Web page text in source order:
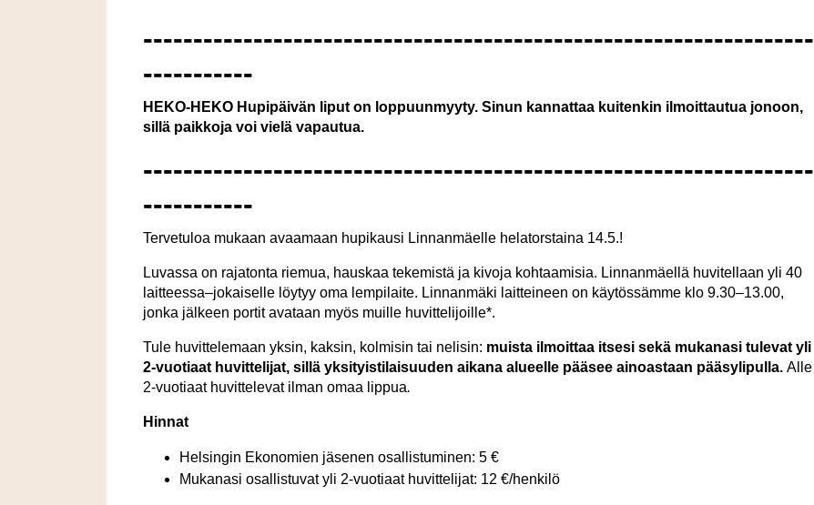
-------------------------------------------------------------------
-----------
HEKO-HEKO Hupipäivän liput on loppuunmyyty. Sinun kannattaa kuitenkin ilmoittautua jonoon,
sillä paikkoja voi vielä vapautua.
-------------------------------------------------------------------
-----------
Tervetuloa mukaan avaamaan hupikausi Linnanmäelle helatorstaina 14.5.!
Luvassa on rajatonta riemua, hauskaa tekemistä ja kivoja kohtaamisia. Linnanmäellä huvitellaan yli 40
laitteessa–jokaiselle löytyy oma lempilaite. Linnanmäki laitteineen on käytössämme klo 9.30–13.00,
jonka jälkeen portit avataan myös muille huvittelijoille*.
Tule huvittelemaan yksin, kaksin, kolmisin tai nelisin: muista ilmoittaa itsesi sekä mukanasi tulevat yli
2-vuotiaat huvittelijat, sillä yksityistilaisuuden aikana alueelle pääsee ainoastaan pääsylipulla. Alle
2-vuotiaat huvittelevat ilman omaa lippua.
Hinnat
Helsingin Ekonomien jäsenen osallistuminen: 5 €
Mukanasi osallistuvat yli 2-vuotiaat huvittelijat: 12 €/henkilö